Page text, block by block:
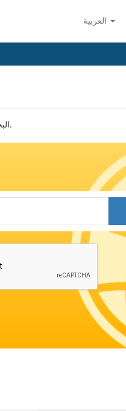
البحث عن اسم نطاق جديد. أدخل الإسم أو الكلمات أدناه للتحقق من التوفر.